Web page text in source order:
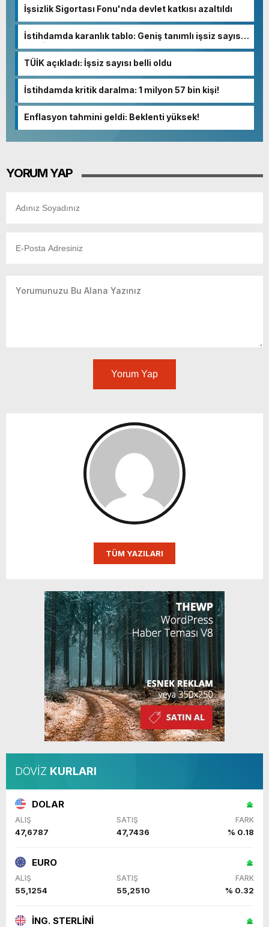
İşsizlik Sigortası Fonu'nda devlet katkısı azaltıldı
İstihdamda karanlık tablo: Geniş tanımlı işsiz sayısı
13 milyona dayandı!
TÜİK açıkladı: İşsiz sayısı belli oldu
İstihdamda kritik daralma: 1 milyon 57 bin kişi!
Enflasyon tahmini geldi: Beklenti yüksek!
YORUM YAP
Yorum Yap
TÜM YAZILARI
DÖVİZ KURLARI
DOLAR
ALIŞ SATIŞ FARK
47,6787 47,7436 % 0.18
EURO
ALIŞ SATIŞ FARK
55,1254 55,2510 % 0.32
İNG. STERLİNİ